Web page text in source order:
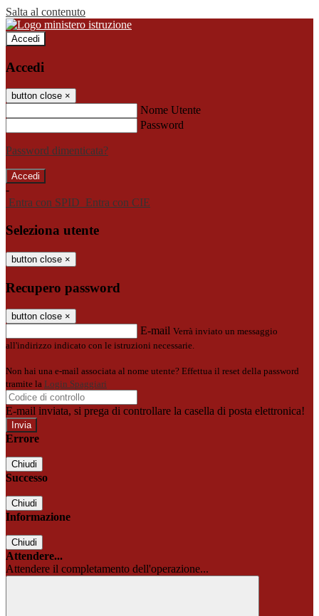
Salta al contenuto
Accedi
Accedi
button close ×
Nome Utente
Password
Password dimenticata?
-
Entra con SPID Entra con CIE
Seleziona utente
button close ×
Recupero password
button close ×
E-mail Verrà inviato un messaggio
all'indirizzo indicato con le istruzioni necessarie.
Non hai una e-mail associata al nome utente? Effettua il reset della password
tramite la Login Spaggiari
E-mail inviata, si prega di controllare la casella di posta elettronica!
Errore
Chiudi
Successo
Chiudi
Informazione
Chiudi
Attendere...
Attendere il completamento dell'operazione...